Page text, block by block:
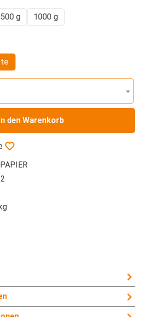
500 g 1000 g
In den Warenkorb